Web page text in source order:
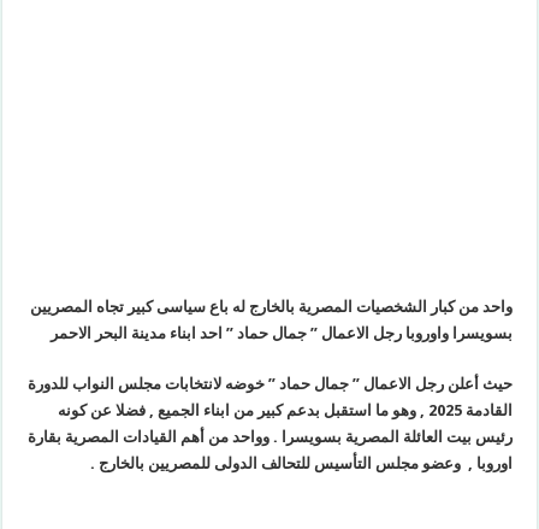
واحد من كبار الشخصيات المصرية بالخارج له باع سياسى كبير تجاه المصريين
بسويسرا واوروبا رجل الاعمال ” جمال حماد ” احد ابناء مدينة البحر الاحمر
حيث أعلن رجل الاعمال ” جمال حماد ” خوضه لانتخابات مجلس النواب للدورة
القادمة 2025 , وهو ما استقبل بدعم كبير من ابناء الجميع , فضلا عن كونه
رئيس بيت العائلة المصرية بسويسرا . وواحد من أهم القيادات المصرية بقارة
اوروبا , وعضو مجلس التأسيس للتحالف الدولى للمصريين بالخارج .